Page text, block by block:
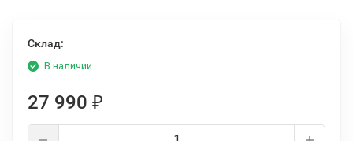
Склад:
В наличии
27 990 ₽